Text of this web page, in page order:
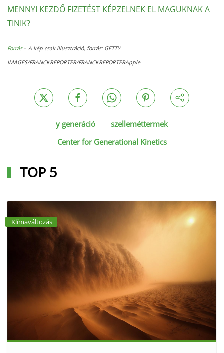
MENNYI KEZDŐ FIZETÉST KÉPZELNEK EL MAGUKNAK A
TINIK?
Forrás - A kép csak illusztráció, forrás: GETTY
IMAGES/FRANCKREPORTER/FRANCKREPORTERApple
y generáció
szelleméttermek
Center for Generational Kinetics
TOP 5
Klímaváltozás